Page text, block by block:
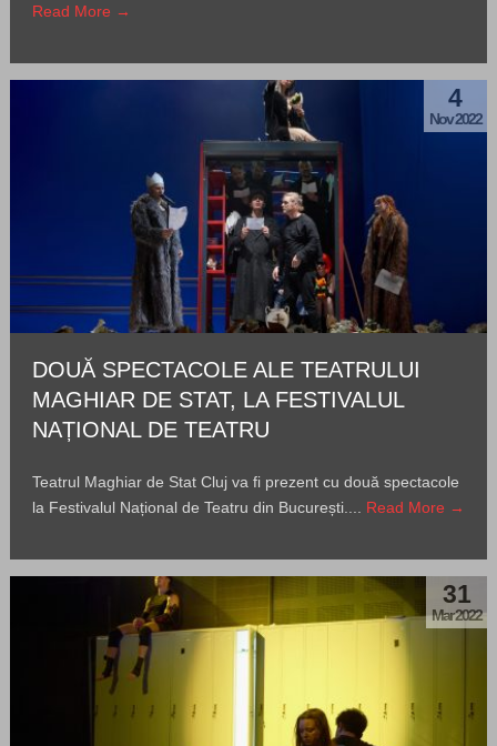
Read More →
4
Nov 2022
DOUĂ SPECTACOLE ALE TEATRULUI
MAGHIAR DE STAT, LA FESTIVALUL
NAȚIONAL DE TEATRU
Teatrul Maghiar de Stat Cluj va fi prezent cu două spectacole
la Festivalul Național de Teatru din București.... Read More →
31
Mar 2022